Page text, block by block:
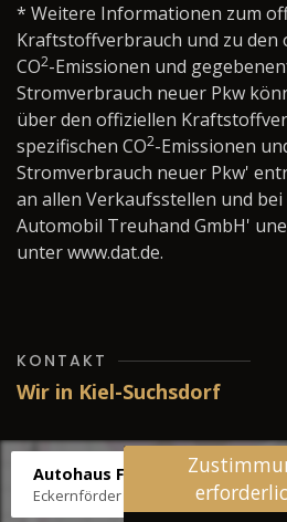
* Weitere Informationen zum
Kraftstoffverbrauch und zu den
CO2-Emissionen und
Stromverbrauch neuer Pkw
über den offiziellen
spezifischen CO2-Emissionen
Stromverbrauch neuer Pkw'
an allen Verkaufsstellen und
Automobil Treuhand GmbH'
unter www.dat.de.
KONTAKT
Wir in Kiel-Suchsdorf
Autohaus Fräter
Eckernförder Str. /Klausbrooker Weg